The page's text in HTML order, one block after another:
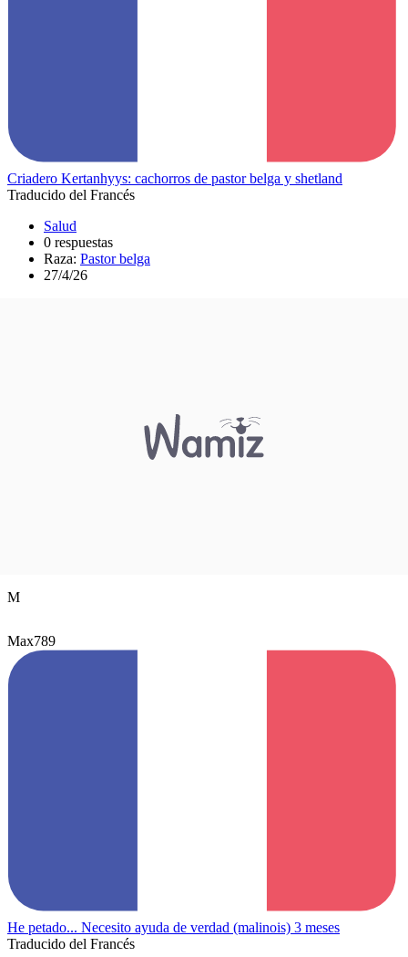
Criadero Kertanhyys: cachorros de pastor belga y shetland
Traducido del Francés
Salud
0 respuestas
Raza: Pastor belga
27/4/26
M
Max789
He petado... Necesito ayuda de verdad (malinois) 3 meses
Traducido del Francés